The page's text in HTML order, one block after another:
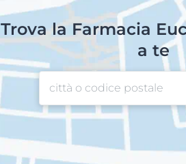
Trova la Farmacia
a te